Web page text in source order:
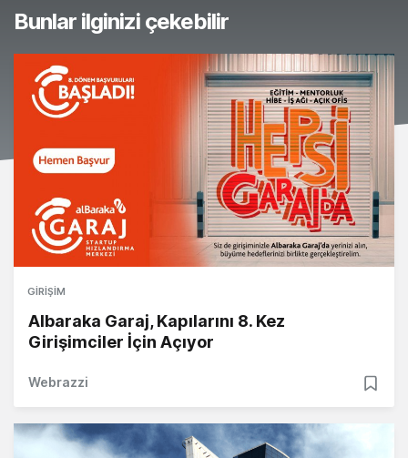
Bunlar ilginizi çekebilir
GIRIŞIM
Albaraka Garaj, Kapılarını 8. Kez
Girişimciler İçin Açıyor
Webrazzi